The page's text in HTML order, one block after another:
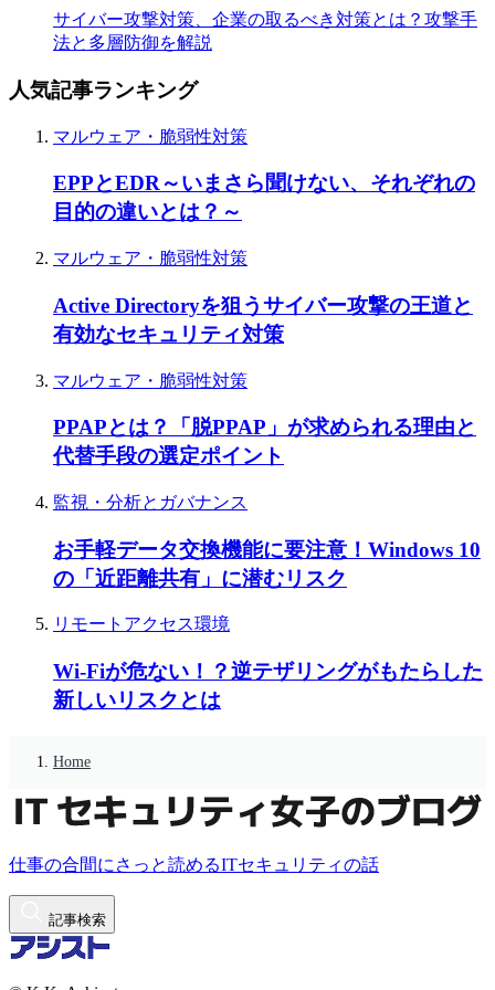
サイバー攻撃対策、企業の取るべき対策とは？攻撃手
法と多層防御を解説
人気記事ランキング
マルウェア・脆弱性対策
EPPとEDR～いまさら聞けない、それぞれの
目的の違いとは？～
マルウェア・脆弱性対策
Active Directoryを狙うサイバー攻撃の王道と
有効なセキュリティ対策
マルウェア・脆弱性対策
PPAPとは？「脱PPAP」が求められる理由と
代替手段の選定ポイント
監視・分析とガバナンス
お手軽データ交換機能に要注意！Windows 10
の「近距離共有」に潜むリスク
リモートアクセス環境
Wi-Fiが危ない！？逆テザリングがもたらした
新しいリスクとは
Home
仕事の合間にさっと読めるITセキュリティの話
記事検索